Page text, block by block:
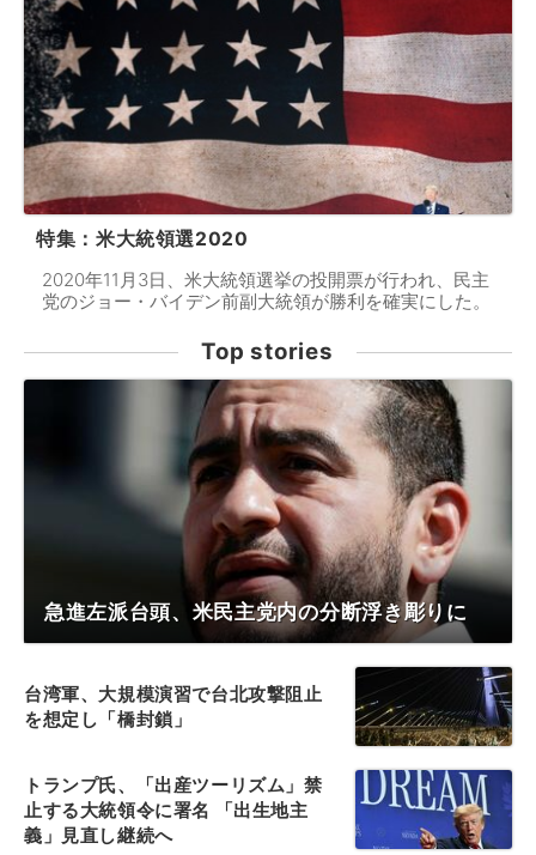
特集：米大統領選2020
2020年11月3日、米大統領選挙の投開票が行われ、民主
党のジョー・バイデン前副大統領が勝利を確実にした。
Top stories
急進左派台頭、米民主党内の分断浮き彫りに
台湾軍、大規模演習で台北攻撃阻止
を想定し「橋封鎖」
トランプ氏、「出産ツーリズム」禁
止する大統領令に署名 「出生地主
義」見直し継続へ